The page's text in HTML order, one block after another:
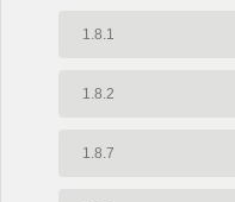
1.8.1
1.8.2
1.8.7